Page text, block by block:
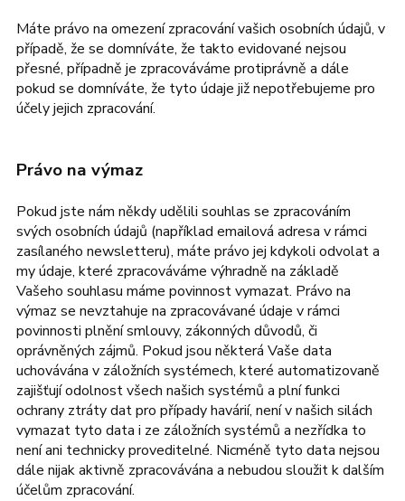
Máte právo na omezení zpracování vašich osobních údajů, v
případě, že se domníváte, že takto evidované nejsou
přesné, případně je zpracováváme protiprávně a dále
pokud se domníváte, že tyto údaje již nepotřebujeme pro
účely jejich zpracování.
Právo na výmaz
Pokud jste nám někdy udělili souhlas se zpracováním
svých osobních údajů (například emailová adresa v rámci
zasílaného newsletteru), máte právo jej kdykoli odvolat a
my údaje, které zpracováváme výhradně na základě
Vašeho souhlasu máme povinnost vymazat. Právo na
výmaz se nevztahuje na zpracovávané údaje v rámci
povinnosti plnění smlouvy, zákonných důvodů, či
oprávněných zájmů. Pokud jsou některá Vaše data
uchovávána v záložních systémech, které automatizovaně
zajišťují odolnost všech našich systémů a plní funkci
ochrany ztráty dat pro případy havárií, není v našich silách
vymazat tyto data i ze záložních systémů a nezřídka to
není ani technicky proveditelné. Nicméně tyto data nejsou
dále nijak aktivně zpracovávána a nebudou sloužit k dalším
účelům zpracování.